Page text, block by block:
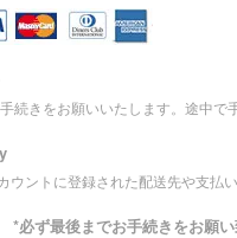
続きをお願いいたします。途中で
ウントに登録された配送先や支払
必ず最後までお手続きをお願